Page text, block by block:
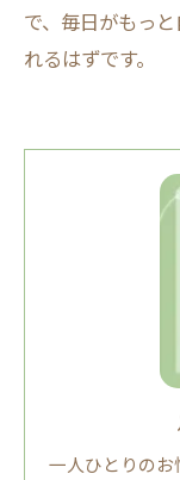
で、毎日がもっ
れるはずです。
一人ひとりの